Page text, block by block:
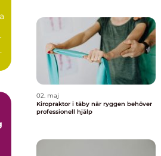
02. maj
Kiropraktor i täby när ryggen behöver
professionell hjälp